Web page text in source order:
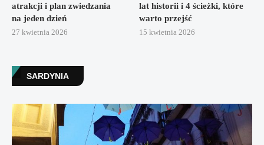
atrakcji i plan zwiedzania
na jeden dzień
27 kwietnia 2026
lat historii i 4 ścieżki, które
warto przejść
15 kwietnia 2026
SARDYNIA